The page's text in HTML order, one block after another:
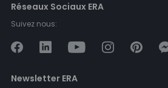
Réseaux Sociaux ERA
Suivez nous:
Newsletter ERA